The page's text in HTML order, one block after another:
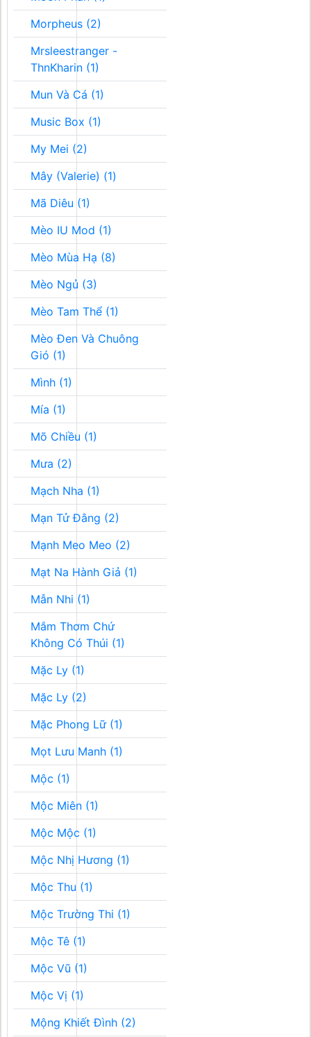
Morpheus (2)
Mrsleestranger -
ThnKharin (1)
Mun Và Cá (1)
Music Box (1)
My Mei (2)
Mây (Valerie) (1)
Mã Diêu (1)
Mèo IU Mod (1)
Mèo Mùa Hạ (8)
Mèo Ngủ (3)
Mèo Tam Thể (1)
Mèo Đen Và Chuông
Gió (1)
Mình (1)
Mía (1)
Mõ Chiều (1)
Mưa (2)
Mạch Nha (1)
Mạn Tử Đằng (2)
Mạnh Meo Meo (2)
Mạt Na Hành Giả (1)
Mẫn Nhi (1)
Mắm Thơm Chứ
Không Có Thúi (1)
Mặc Ly (1)
Mặc Ly (2)
Mặc Phong Lữ (1)
Mọt Lưu Manh (1)
Mộc (1)
Mộc Miên (1)
Mộc Mộc (1)
Mộc Nhị Hương (1)
Mộc Thu (1)
Mộc Trường Thi (1)
Mộc Tê (1)
Mộc Vũ (1)
Mộc Vị (1)
Mộng Khiết Đình (2)